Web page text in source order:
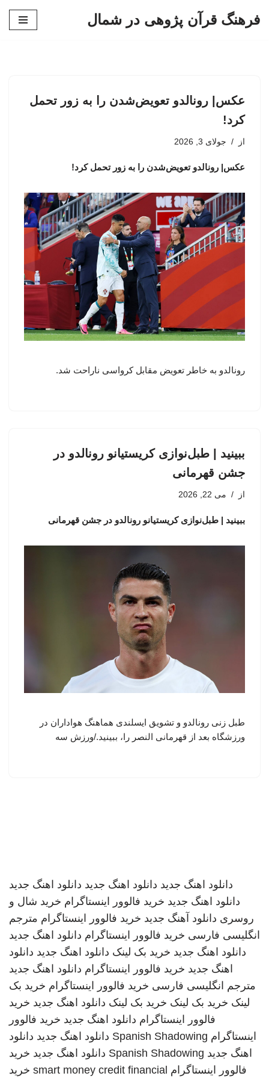
فرهنگ قرآن پژوهی در شمال
عکس| رونالدو تعویض‌شدن را به زور تحمل
کرد!
از جولای 3, 2026
عکس| رونالدو تعویض‌شدن را به زور تحمل کرد!
رونالدو به خاطر تعویض مقابل کرواسی ناراحت شد.
ببینید | طبل‌نوازی کریستیانو رونالدو در
جشن قهرمانی
از می 22, 2026
ببینید | طبل‌نوازی کریستیانو رونالدو در جشن قهرمانی
طبل زنی رونالدو و تشویق ایسلندی هماهنگ هواداران در
ورزشگاه بعد از قهرمانی النصر را، ببینید./ورزش سه
دانلود اهنگ جدید دانلود اهنگ جدید دانلود اهنگ جدید
دانلود اهنگ جدید خرید فالوور اینستاگرام خرید شال و
روسری دانلود آهنگ جدید خرید فالوور اینستاگرام مترجم
انگلیسی فارسی خرید فالوور اینستاگرام دانلود اهنگ جدید
دانلود اهنگ جدید خرید بک لینک دانلود اهنگ جدید دانلود
اهنگ جدید خرید فالوور اینستاگرام دانلود اهنگ جدید
مترجم انگلیسی فارسی خرید فالوور اینستاگرام خرید بک
لینک خرید بک لینک خرید بک لینک دانلود اهنگ جدید خرید
فالوور اینستاگرام دانلود اهنگ جدید خرید فالوور
اینستاگرام Spanish Shadowing دانلود اهنگ جدید دانلود
اهنگ جدید Spanish Shadowing دانلود اهنگ جدید خرید
فالوور اینستاگرام smart money credit financial خرید